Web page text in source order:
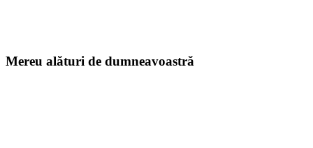
Mereu alături de dumneavoastră